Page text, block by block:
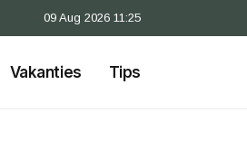
09 Aug 2026 11:25
Vakanties Tips